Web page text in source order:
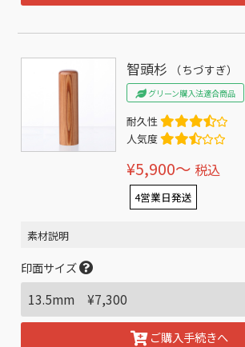
智頭杉 （ちづすぎ）
グリーン購入法適合商品
耐久性
人気度
¥5,900〜 税込
4営業日発送
素材説明
印面サイズ
ご購入手続きへ